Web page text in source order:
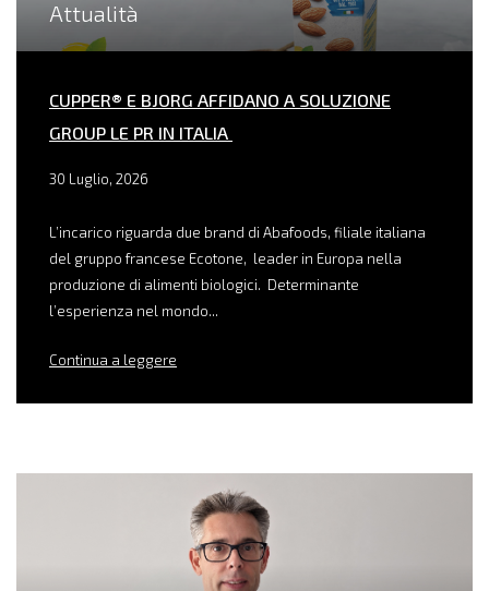
Attualità
CUPPER® E BJORG AFFIDANO A SOLUZIONE
GROUP LE PR IN ITALIA
30 Luglio, 2026
L’incarico riguarda due brand di Abafoods, filiale italiana
del gruppo francese Ecotone, leader in Europa nella
produzione di alimenti biologici. Determinante
l’esperienza nel mondo...
Continua a leggere